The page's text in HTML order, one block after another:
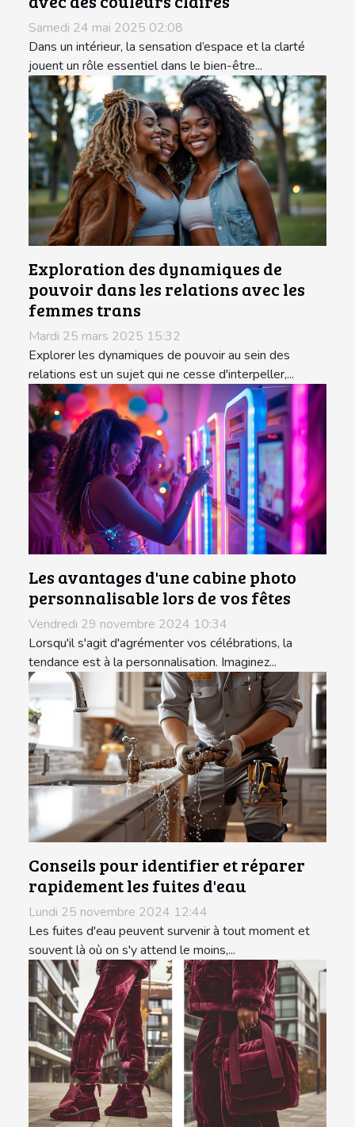
Samedi 24 mai 2025 02:08
Dans un intérieur, la sensation d’espace et la clarté
jouent un rôle essentiel dans le bien-être...
Exploration des dynamiques de
pouvoir dans les relations avec les
femmes trans
Mardi 25 mars 2025 15:32
Explorer les dynamiques de pouvoir au sein des
relations est un sujet qui ne cesse d'interpeller,...
Les avantages d'une cabine photo
personnalisable lors de vos fêtes
Vendredi 29 novembre 2024 10:34
Lorsqu'il s'agit d'agrémenter vos célébrations, la
tendance est à la personnalisation. Imaginez...
Conseils pour identifier et réparer
rapidement les fuites d'eau
Lundi 25 novembre 2024 12:44
Les fuites d'eau peuvent survenir à tout moment et
souvent là où on s'y attend le moins,...